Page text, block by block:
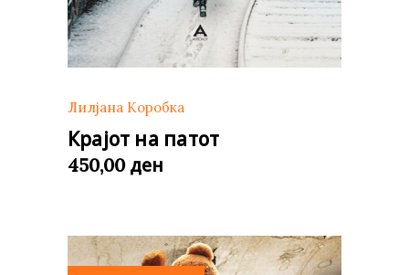
Лилјана Коробка
Крајот на патот
450,00 ден